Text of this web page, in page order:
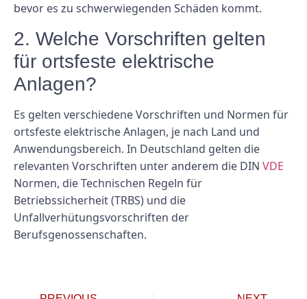
bevor es zu schwerwiegenden Schäden kommt.
2. Welche Vorschriften gelten
für ortsfeste elektrische
Anlagen?
Es gelten verschiedene Vorschriften und Normen für
ortsfeste elektrische Anlagen, je nach Land und
Anwendungsbereich. In Deutschland gelten die
relevanten Vorschriften unter anderem die DIN VDE
Normen, die Technischen Regeln für
Betriebssicherheit (TRBS) und die
Unfallverhütungsvorschriften der
Berufsgenossenschaften.